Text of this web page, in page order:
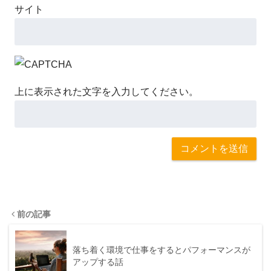
サイト
上に表示された文字を入力してください。
前の記事
落ち着く環境で仕事をするとパフォーマンスが
アップする話